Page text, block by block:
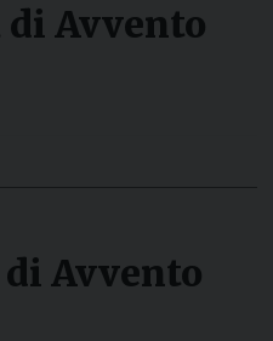
di Avvento
di Avvento